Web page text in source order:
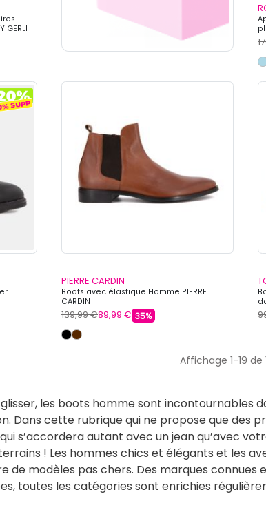
GERLI
PIERRE CARDIN
Boots avec élastique Homme PIERRE
CARDIN
139,99 €89,99 € 35%
Affichage 1-19 de
les boots homme sont incontournables
Dans cette rubrique qui ne propose que des
s’accordera autant avec un jean qu’avec
! Les hommes chics et élégants et les
de modèles pas chers. Des marques
toutes les catégories sont enrichies